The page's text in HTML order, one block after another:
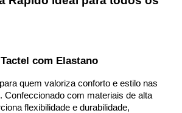
com Elastano
quem valoriza conforto e estilo nas
Confeccionado com materiais de alta
flexibilidade e durabilidade,